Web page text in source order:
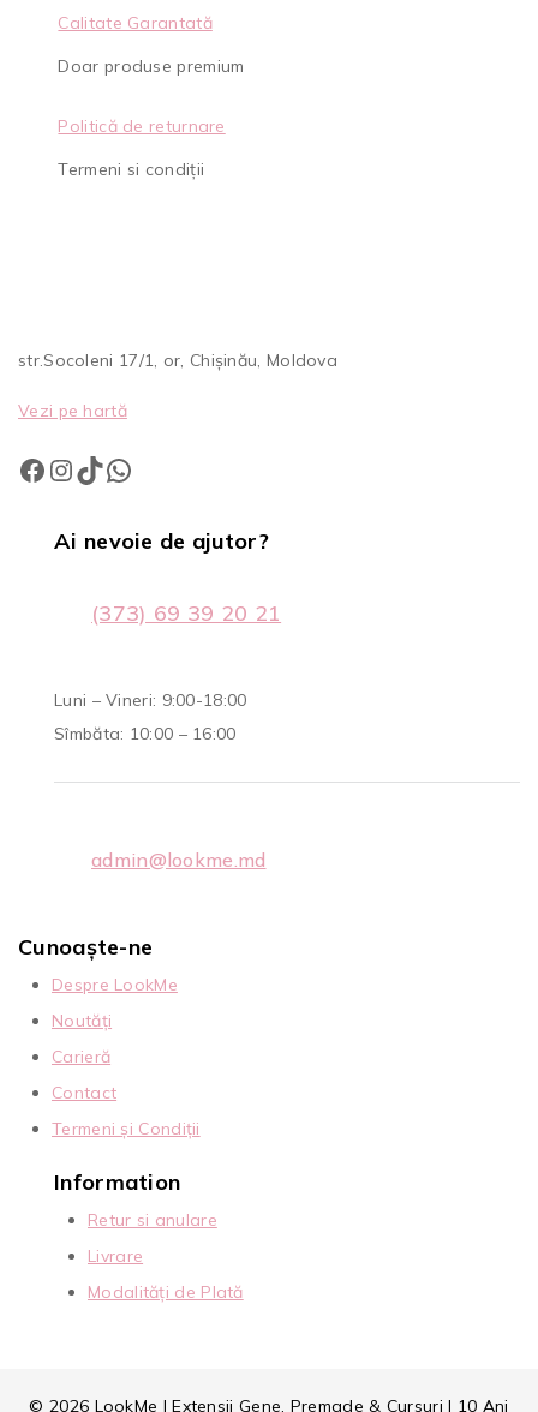
Calitate Garantată
Doar produse premium
Politică de returnare
Termeni si condiții
str.Socoleni 17/1, or, Chișinău, Moldova
Vezi pe hartă
Ai nevoie de ajutor?
(373) 69 39 20 21
Luni – Vineri: 9:00-18:00
Sîmbăta: 10:00 – 16:00
admin@lookme.md
Cunoaște-ne
Despre LookMe
Noutăți
Carieră
Contact
Termeni și Condiții
Information
Retur si anulare
Livrare
Modalități de Plată
© 2026 LookMe | Extensii Gene, Premade & Cursuri | 10 Ani